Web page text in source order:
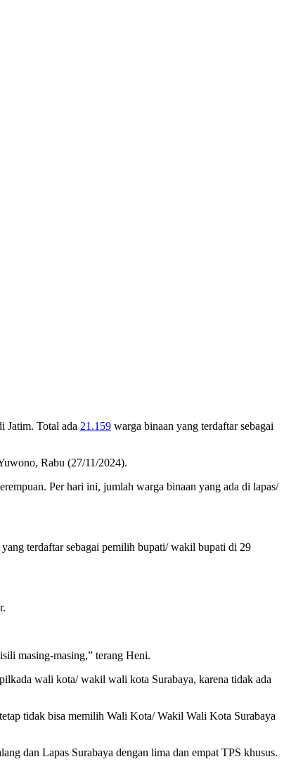
Jatim. Total ada 21.159 warga binaan yang terdaftar sebagai
Rabu (27/11/2024).
Per hari ini, jumlah warga binaan yang ada di lapas/
terdaftar sebagai pemilih bupati/ wakil bupati di 29
masing-masing,” terang Heni.
wali kota/ wakil wali kota Surabaya, karena tidak ada
tidak bisa memilih Wali Kota/ Wakil Wali Kota Surabaya
dan Lapas Surabaya dengan lima dan empat TPS khusus.